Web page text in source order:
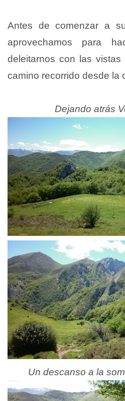
Antes de comenzar a
aprovechamos para
deleitarnos con las
camino recorrido desde la
Dejando atrás
Un descanso a la